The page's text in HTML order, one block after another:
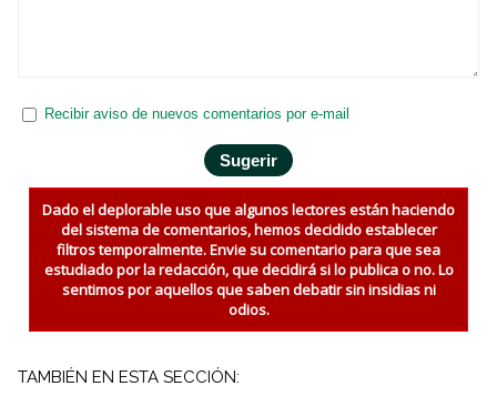
Recibir aviso de nuevos comentarios por e-mail
Dado el deplorable uso que algunos lectores están haciendo
del sistema de comentarios, hemos decidido establecer
filtros temporalmente. Envie su comentario para que sea
estudiado por la redacción, que decidirá si lo publica o no. Lo
sentimos por aquellos que saben debatir sin insidias ni
odios.
TAMBIÉN EN ESTA SECCIÓN: